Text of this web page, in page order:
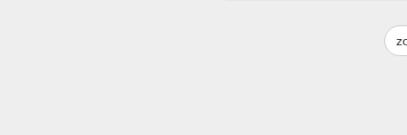
frytkami, musztardą, sosem